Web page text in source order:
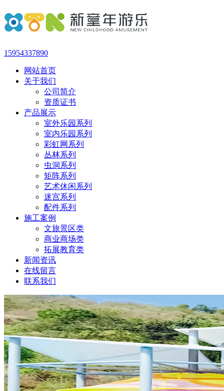
15954337890
网站首页
关于我们
公司简介
资质证书
产品展示
室外乐园系列
室内乐园系列
彩虹网系列
丛林系列
虫洞系列
矩阵系列
艺术休闲系列
迷宫系列
配件系列
施工案例
文旅景区类
商业商场类
拓展教育类
新闻资讯
在线留言
联系我们